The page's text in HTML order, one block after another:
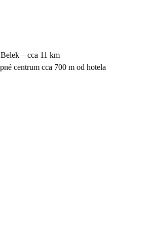
– cca 11 km
centrum cca 700 m od hotela